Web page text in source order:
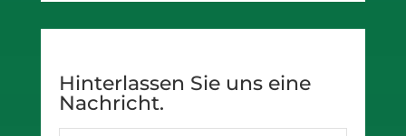
Hinterlassen Sie uns eine
Nachricht.